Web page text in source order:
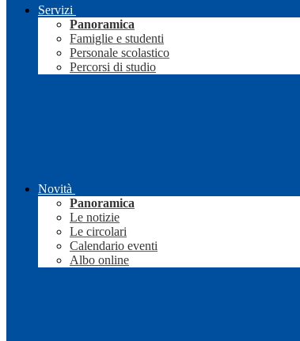
Servizi
Panoramica
Famiglie e studenti
Personale scolastico
Percorsi di studio
Novità
Panoramica
Le notizie
Le circolari
Calendario eventi
Albo online